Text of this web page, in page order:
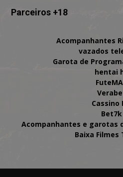
Parceiros +18
Acompanhantes
vazados
Garota de
hentai
Cassino
Bet7k
Acompanhantes e garotas
Baixa Filmes